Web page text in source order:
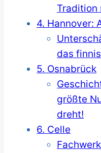
Tradition
4. Hannover:
das
5. Osnabrück
größte
dreht!
6. Celle